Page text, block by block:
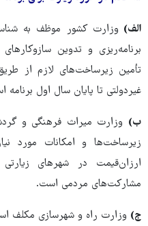
الف) وزارت کشور موظف به
برنامه‌ریزی و تدوین
تأمین زیرساخت‌های لازم از
غیردولتی تا پایان سال اول برنامه
ب) وزارت میراث فرهنگی و
زیرساخت‌ها و امکانات مورد
ارزان‌قیمت در شهرهای
مشارکت‌های مردمی است.
ج) وزارت راه و شهرسازی مکلف